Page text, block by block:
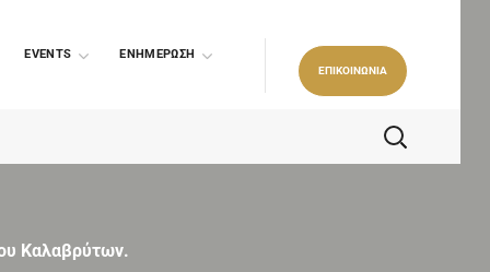
EVENTS ΕΝΗΜΕΡΩΣΗ
ΕΠΙΚΟΙΝΩΝΙΑ
Καλαβρύτων.